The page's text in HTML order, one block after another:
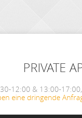
PRIVATE
12:00 & 13:00-
eine dringende